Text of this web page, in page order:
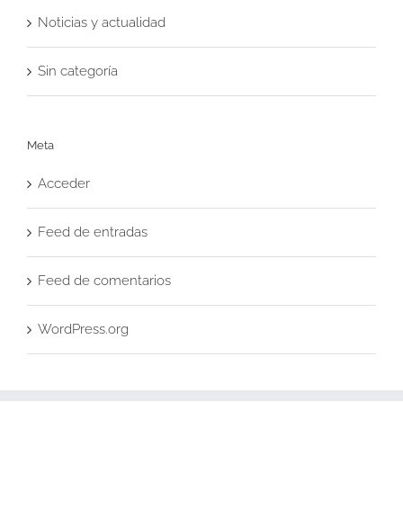
Noticias y actualidad
Sin categoría
Meta
Acceder
Feed de entradas
Feed de comentarios
WordPress.org